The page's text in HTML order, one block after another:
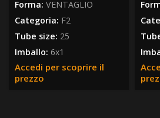
Forma: VENTAGLIO
Categoria: F2
Tube size: 25
Imballo: 6x1
Accedi per scoprire il
prezzo